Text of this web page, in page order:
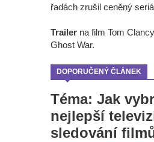
řadách zrušil ceněný
Trailer na film Tom
Ghost War.
DOPORUČENÝ ČLÁNEK
Téma: Jak
nejlepší
sledování